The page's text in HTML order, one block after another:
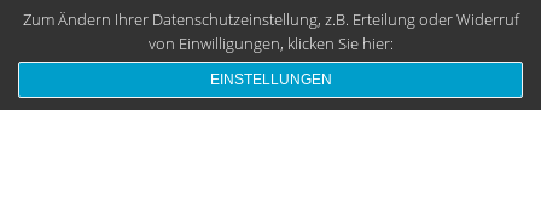
Kontakt Datenschutz Impressum
Zum Ändern Ihrer Datenschutzeinstellung, z.B. Erteilung oder Widerruf
von Einwilligungen, klicken Sie hier:
EINSTELLUNGEN